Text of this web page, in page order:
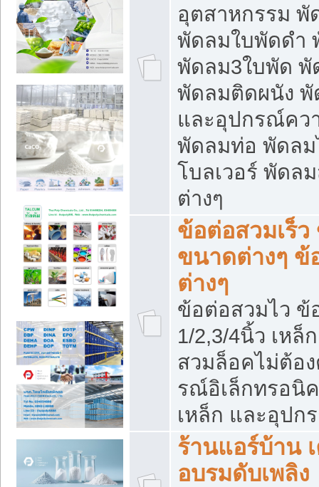
อุตสาหกรรม
พัดลมใบพัดดำ
พัดลม3ใบพัด พั
พัดลมติดผนัง
และอุปกรณ์คว
พัดลมท่อ พัดลม
โบลเวอร์ พัดล
ต่างๆ
ข้อต่อสวมเร็
ขนาดต่างๆ ข้
ต่างๆ
ข้อต่อสวมไว ข้
1/2,3/4นิ้ว เหล็
สวมล็อคไม่ต้อ
รณ์อิเล็กทรอนิ
เหล็ก และอุปก
ร้านแอร์บ้าน
อบรมดับเพลิง